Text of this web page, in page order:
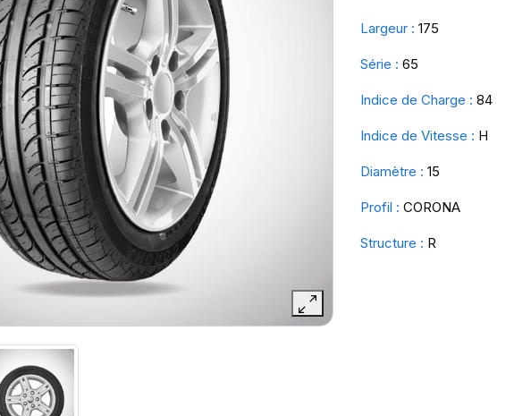
Largeur : 175
Série : 65
Indice de Charge : 84
Indice de Vitesse : H
Diamètre : 15
Profil : CORONA
Structure : R